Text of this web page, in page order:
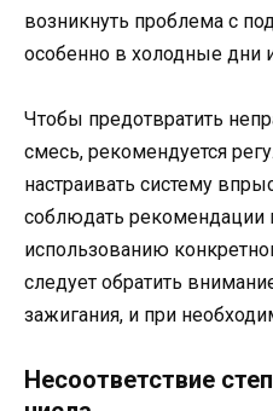
возникнуть проблема с
особенно в холодные дни
Чтобы предотвратить
смесь, рекомендуется
настраивать систему
соблюдать рекомендации
использованию
следует обратить
зажигания, и при
Несоответствие